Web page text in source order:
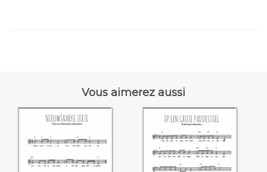
Vous aimerez aussi
Nieuwjaarke zoete
Op een grote
paddestoel